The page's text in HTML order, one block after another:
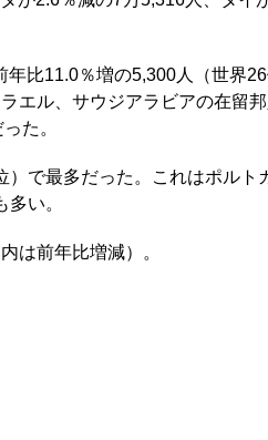
比11.0％増の5,300人（世界26
エル、サウジアラビアの在留
た。
で最多だった。これはポルト
い。
は前年比増減）。